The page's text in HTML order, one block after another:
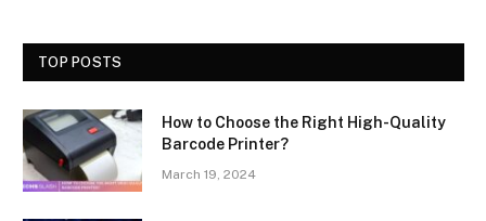
TOP POSTS
How to Choose the Right High-Quality
Barcode Printer?
March 19, 2024